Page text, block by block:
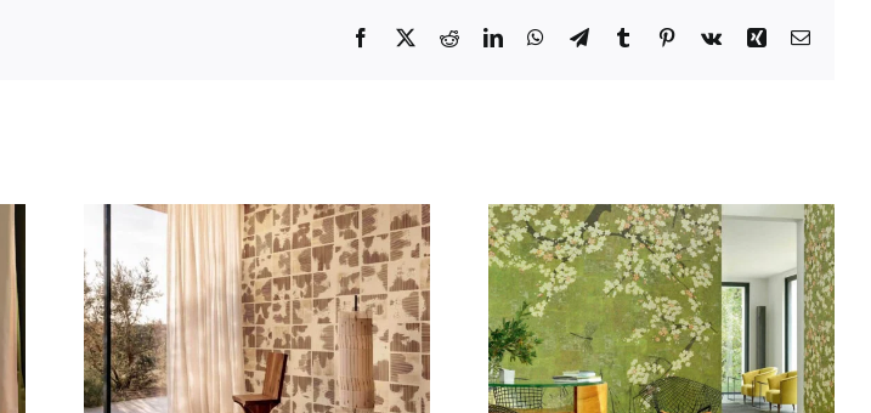
Facebook
X RedditLinkedInWhatsApp
TelegramTumblr Pinterest
Vk Xing Email: